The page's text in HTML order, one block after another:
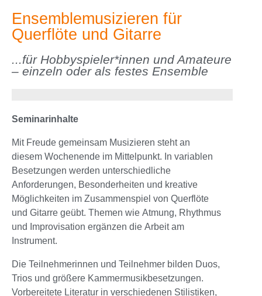
Ensemblemusizieren für
Querflöte und Gitarre
...für Hobbyspieler*innen und Amateure
– einzeln oder als festes Ensemble
Seminarinhalte
Mit Freude gemeinsam Musizieren steht an
diesem Wochenende im Mittelpunkt. In variablen
Besetzungen werden unterschiedliche
Anforderungen, Besonderheiten und kreative
Möglichkeiten im Zusammenspiel von Querflöte
und Gitarre geübt. Themen wie Atmung, Rhythmus
und Improvisation ergänzen die Arbeit am
Instrument.
Die Teilnehmerinnen und Teilnehmer bilden Duos,
Trios und größere Kammermusikbesetzungen.
Vorbereitete Literatur in verschiedenen Stilistiken,